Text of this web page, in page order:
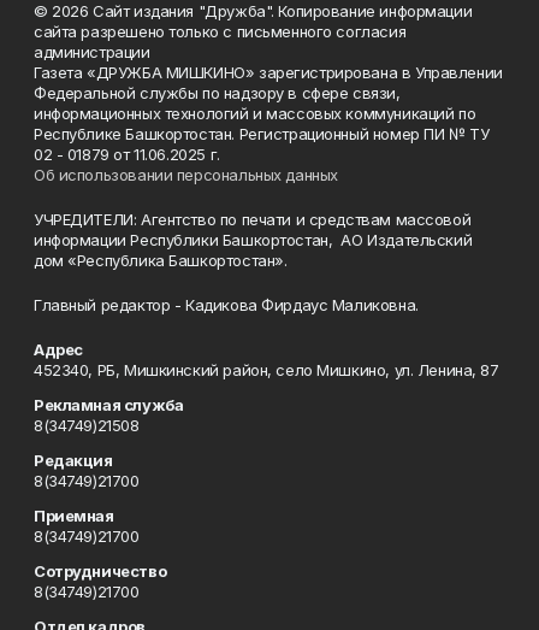
© 2026 Сайт издания "Дружба". Копирование информации
сайта разрешено только с письменного согласия
администрации
Газета «ДРУЖБА МИШКИНО» зарегистрирована в Управлении
Федеральной службы по надзору в сфере связи,
информационных технологий и массовых коммуникаций по
Республике Башкортостан. Регистрационный номер ПИ № ТУ
02 - 01879 от 11.06.2025 г.
Об использовании персональных данных
УЧРЕДИТЕЛИ: Агентство по печати и средствам массовой
информации Республики Башкортостан, АО Издательский
дом «Республика Башкортостан».
Главный редактор - Кадикова Фирдаус Маликовна.
Адрес
452340, РБ, Мишкинский район, село Мишкино, ул. Ленина, 87
Рекламная служба
8(34749)21508
Редакция
8(34749)21700
Приемная
8(34749)21700
Сотрудничество
8(34749)21700